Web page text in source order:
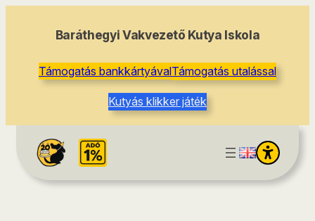
Baráthegyi Vakvezető Kutya Iskola
Támogatás bankkártyávalTámogatás utalással
Kutyás klikker játék